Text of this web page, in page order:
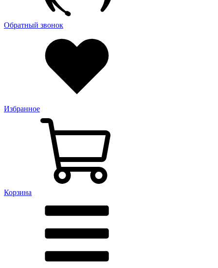
Обратный звонок
Избранное
Корзина